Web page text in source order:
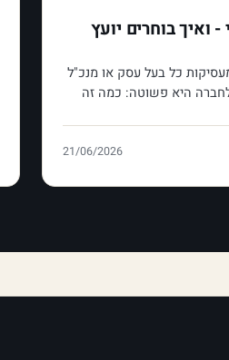
ואיך בוחרים יועץ
כל בעל עסק או מנכ"ל
לחברה היא פשוטה: כמה זה
21/06/2026